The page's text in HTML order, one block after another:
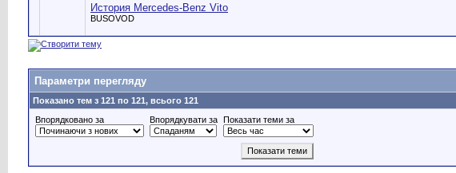
История Mercedes-Benz Vito
BUSOVOD
Параметри перегляду
Показано тем з 121 по 121, всього 121
Впорядковано за
Впорядкувати за Показати теми за